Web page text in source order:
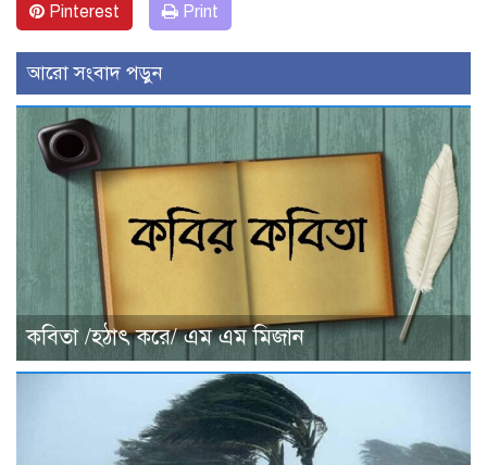
Pinterest Print
আরো সংবাদ পড়ুন
কবিতা /হঠাৎ করে/ এম এম মিজান